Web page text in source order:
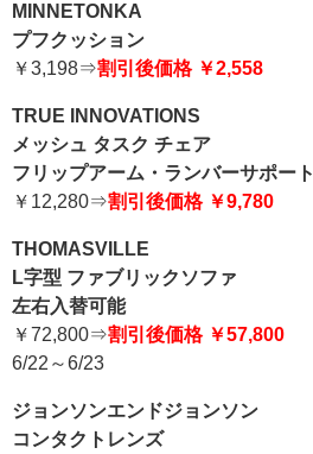
MINNETONKA
プフクッション
￥3,198⇒割引後価格 ￥2,558
TRUE INNOVATIONS
メッシュ タスク チェア
フリップアーム・ランバーサポート
￥12,280⇒割引後価格 ￥9,780
THOMASVILLE
L字型 ファブリックソファ
左右入替可能
￥72,800⇒割引後価格 ￥57,800
6/22～6/23
ジョンソンエンドジョンソン
コンタクトレンズ